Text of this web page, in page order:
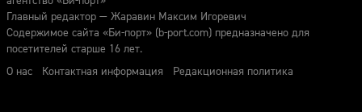
Главный редактор — Жаравин Максим Игоревич
Содержимое сайта «Би-порт» (b-port.com) предназначено для
посетителей старше 16 лет.
О нас
Контактная информация Редакционная политика